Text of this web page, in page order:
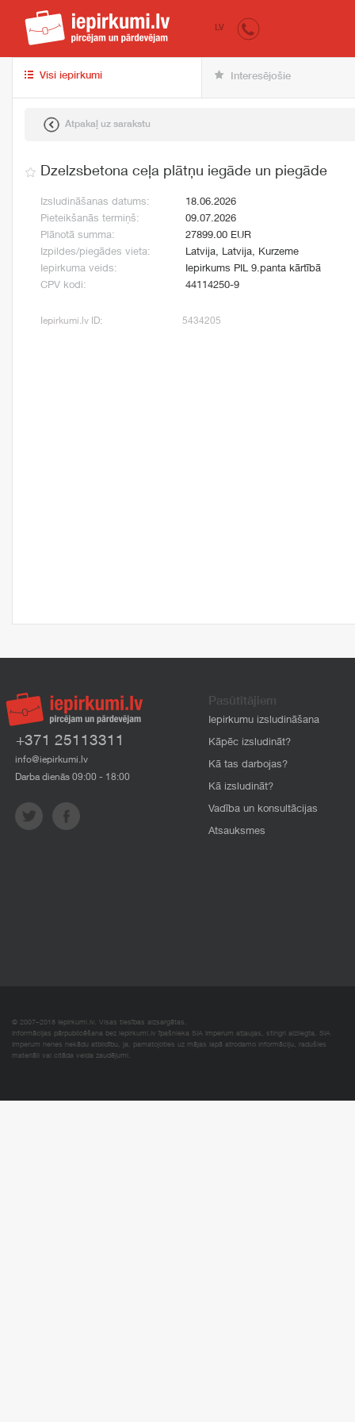
iepirkumi.lv
LV
Visi iepirkumi Interesējošie
Atpakaļ uz sarakstu
Dzelzsbetona ceļa plātņu iegāde un piegāde
Izsludināšanas datums:
18.06.2026
Pieteikšanās termiņš:
09.07.2026
Plānotā summa:
27899.00 EUR
Izpildes/piegādes vieta:
Latvija, Latvija, Kurzeme
Iepirkuma veids:
Iepirkums PIL 9.panta kārtībā
CPV kodi:
44114250-9
Iepirkumi.lv ID: 5434205
+371 25113311
info@iepirkumi.lv
Darba dienās 09:00 - 18:00
Pasūtītājiem
Iepirkumu izsludināšana
Kāpēc izsludināt?
Kā tas darbojas?
Kā izsludināt?
Vadība un konsultācijas
Atsauksmes
© 2007–2018 Iepirkumi.lv. Visas tiesības aizsargātas.
Informācijas pārpublicēšana bez iepirkumi.lv īpašnieka SIA Imperum atļaujas, stingri aizliegta. SIA
Imperum nenes nekādu atbildību, ja, pamatojoties uz mājas lapā atrodamo informāciju, radušies
materiāli vai citāda veida zaudējumi.